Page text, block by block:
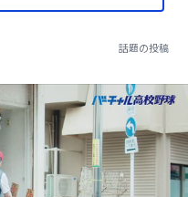
話題の投稿